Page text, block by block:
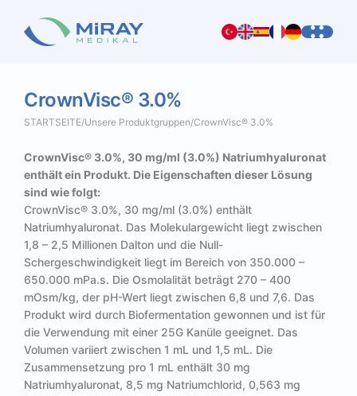
CrownVisc® 3.0%
STARTSEITE/Unsere Produktgruppen/CrownVisc® 3.0%
CrownVisc® 3.0%, 30 mg/ml (3.0%) Natriumhyaluronat
enthält ein Produkt. Die Eigenschaften dieser Lösung
sind wie folgt:
CrownVisc® 3.0%, 30 mg/ml (3.0%) enthält
Natriumhyaluronat. Das Molekulargewicht liegt zwischen
1,8 – 2,5 Millionen Dalton und die Null-
Schergeschwindigkeit liegt im Bereich von 350.000 –
650.000 mPa.s. Die Osmolalität beträgt 270 – 400
mOsm/kg, der pH-Wert liegt zwischen 6,8 und 7,6. Das
Produkt wird durch Biofermentation gewonnen und ist für
die Verwendung mit einer 25G Kanüle geeignet. Das
Volumen variiert zwischen 1 mL und 1,5 mL. Die
Zusammensetzung pro 1 mL enthält 30 mg
Natriumhyaluronat, 8,5 mg Natriumchlorid, 0,563 mg